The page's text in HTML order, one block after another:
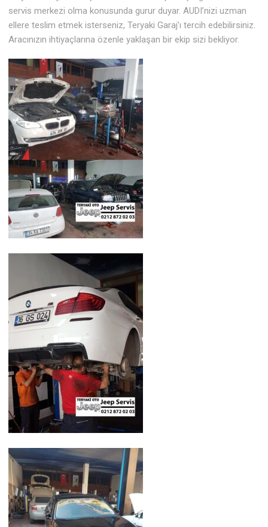
servis merkezi olma konusunda gurur duyar. AUDI’nizi uzman
ellere teslim etmek isterseniz, Teryaki Garaj’ı tercih edebilirsiniz.
Aracınızın ihtiyaçlarına özenle yaklaşan bir ekip sizi bekliyor.